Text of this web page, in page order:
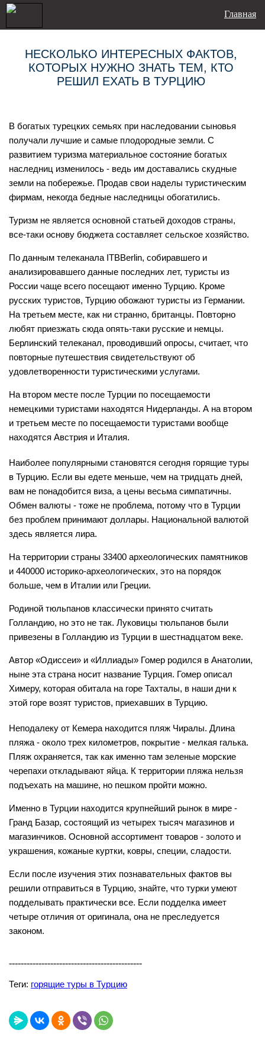
Главная
НЕСКОЛЬКО ИНТЕРЕСНЫХ ФАКТОВ,
КОТОРЫХ НУЖНО ЗНАТЬ ТЕМ, КТО
РЕШИЛ ЕХАТЬ В ТУРЦИЮ
В богатых турецких семьях при наследовании сыновья
получали лучшие и самые плодородные земли. С
развитием туризма материальное состояние богатых
наследниц изменилось - ведь им доставались скудные
земли на побережье. Продав свои наделы туристическим
фирмам, некогда бедные наследницы обогатились.
Туризм не является основной статьей доходов страны,
все-таки основу бюджета составляет сельское хозяйство.
По данным телеканала ITBBerlin, собиравшего и
анализировавшего данные последних лет, туристы из
России чаще всего посещают именно Турцию. Кроме
русских туристов, Турцию обожают туристы из Германии.
На третьем месте, как ни странно, британцы. Повторно
любят приезжать сюда опять-таки русские и немцы.
Берлинский телеканал, проводивший опросы, считает, что
повторные путешествия свидетельствуют об
удовлетворенности туристическими услугами.
На втором месте после Турции по посещаемости
немецкими туристами находятся Нидерланды. А на втором
и третьем месте по посещаемости туристами вообще
находятся Австрия и Италия.
Наиболее популярными становятся сегодня горящие туры
в Турцию. Если вы едете меньше, чем на тридцать дней,
вам не понадобится виза, а цены весьма симпатичны.
Обмен валюты - тоже не проблема, потому что в Турции
без проблем принимают доллары. Национальной валютой
здесь является лира.
На территории страны 33400 археологических памятников
и 440000 историко-археологических, это на порядок
больше, чем в Италии или Греции.
Родиной тюльпанов классически принято считать
Голландию, но это не так. Луковицы тюльпанов были
привезены в Голландию из Турции в шестнадцатом веке.
Автор «Одиссеи» и «Иллиады» Гомер родился в Анатолии,
ныне эта страна носит название Турция. Гомер описал
Химеру, которая обитала на горе Тахталы, в наши дни к
этой горе возят туристов, приехавших в Турцию.
Неподалеку от Кемера находится пляж Чиралы. Длина
пляжа - около трех километров, покрытие - мелкая галька.
Пляж охраняется, так как именно там зеленые морские
черепахи откладывают яйца. К территории пляжа нельзя
подъехать на машине, но пешком пройти можно.
Именно в Турции находится крупнейший рынок в мире -
Гранд Базар, состоящий из четырех тысяч магазинов и
магазинчиков. Основной ассортимент товаров - золото и
украшения, кожаные куртки, ковры, специи, сладости.
Если после изучения этих познавательных фактов вы
решили отправиться в Турцию, знайте, что турки умеют
подделывать практически все. Если подделка имеет
четыре отличия от оригинала, она не преследуется
законом.
---------------------------------------------
Теги: горящие туры в Турцию